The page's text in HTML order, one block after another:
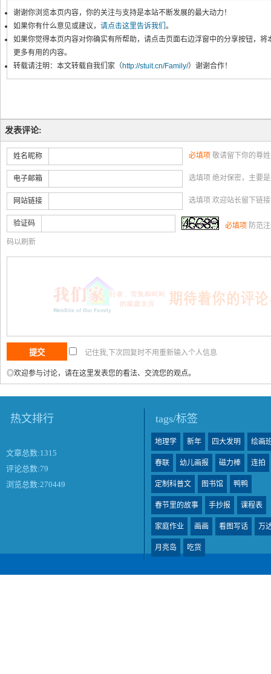
谢谢你浏览本页内容，你的关注与支持是本站不断发展的最大动力！
如果你有什么意见或建议， 请点击这里告诉我们 。
如果你觉得本页内容对你确实有所帮助，请点击页面右边浮窗中的分享按钮，
更多有用的内容。
转载请注明：本文转载自我们家（http://stuit.cn/Family/）谢谢合作！
发表评论:
姓名昵称 必填项 敬请留下你的尊
电子邮箱 选填项 绝对保密，主要
网站链接 选填项 欢迎站长留下链
验证码 必填项 防范
码以刷新
记住我,下次回复时不用重新输入个人信息
◎欢迎参与讨论，请在这里发表您的看法、交流您的观点。
热文排行
文章总数:1315
评论总数:79
浏览总数:270449
tags/标签
地理学 新年 四大发明 绘画
春联 幼儿画报 磁力棒 连拍
定制科普文 图书馆 鸭鸭
春节里的故事 手抄报 课程表
家庭作业 画画 看图写话 万
月亮岛 吃货